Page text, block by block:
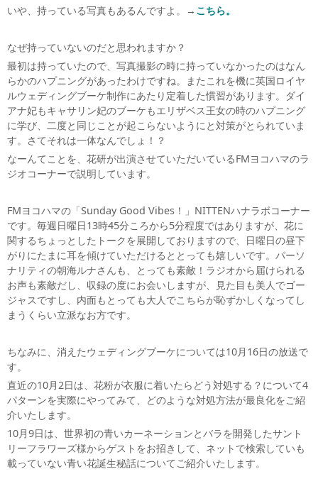
いや、持っている写真もあるんですよ。→ こちら。
なぜ持っていないのだと思われますか？
最初は持っていたので、写真撮影の時に持っていなかったのはなん
らかのハプニングがあったわけですね。またこれを機に英国ロイヤ
ルウェディングブーケ制作にあたり定着した慣習があります。ダイ
アナ妃もキャサリン妃のブーケもエリザベス王女の時のハプニング
に学び、二度と同じことが起こらないようにと対策がとられていま
す。さてそれは一体なんでしょ！？
なーんてことを、花研が出演させていただいているFMヨコハマのラ
ジオコーナーで説明しています。
FMヨコハマの「Sunday Good Vibes！」NITTENハナラボコーナー
です。毎週日曜日13時45分ころから5分程度ではありますが、花に
関するちょっとしたトークを展開しておりますので、日曜日の昼下
がりにたまに耳を傾けていただけるととっても嬉しいです。パーソ
ナリティの朝海ルナさんも、とっても素敵！ラジオから届けられる
お声も素敵だし、収録の度にお会いしますが、見た目も美人でゴー
ジャスですし、内面もとっても大人でこちらが恥ずかしくなってし
まうくらい立派なお方です。
ちなみに、消えたウェディングブーケについては10月16日の放送で
す。
直近の10月2日は、花粉が衣服に着いたらどう対処する？について4
パターンを実際にやってみて、どのような対処方法が最良化をご紹
介いたします。
10月9日は、世界初の青いカーネーションとバラを開発したサント
リーフラワーズ様からゲストをお招きして、ネットで検索していも
載っていない青い花誕生秘話についてご紹介いたします。